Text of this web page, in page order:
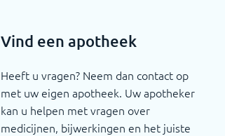
Vind een apotheek
Heeft u vragen? Neem dan contact op
met uw eigen apotheek. Uw apotheker
kan u helpen met vragen over
medicijnen, bijwerkingen en het juiste